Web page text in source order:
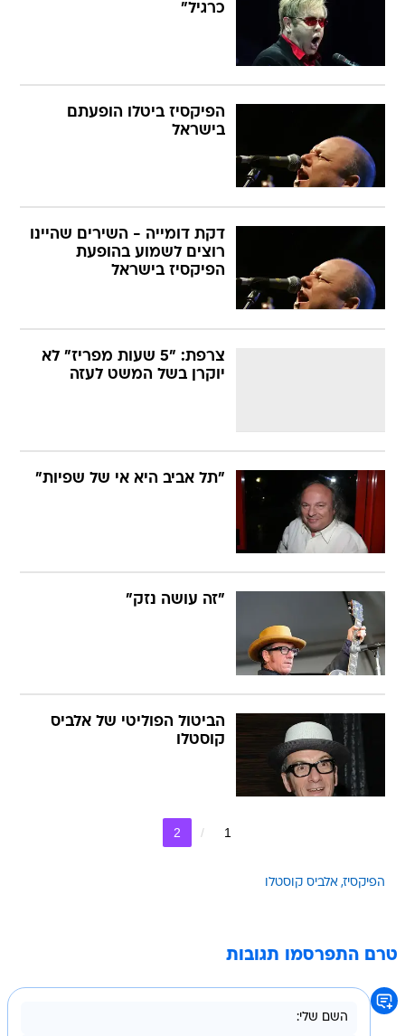
כרגיל"
הפיקסיז ביטלו הופעתם
בישראל
דקת דומייה - השירים שהיינו
רוצים לשמוע בהופעת
הפיקסיז בישראל
צרפת: "5 שעות מפריז" לא
יוקרן בשל המשט לעזה
"תל אביב היא אי של שפיות"
"זה עושה נזק"
הביטול הפוליטי של אלביס
קוסטלו
1
2
הפיקסיז אלביס קוסטלו
טרם התפרסמו תגובות